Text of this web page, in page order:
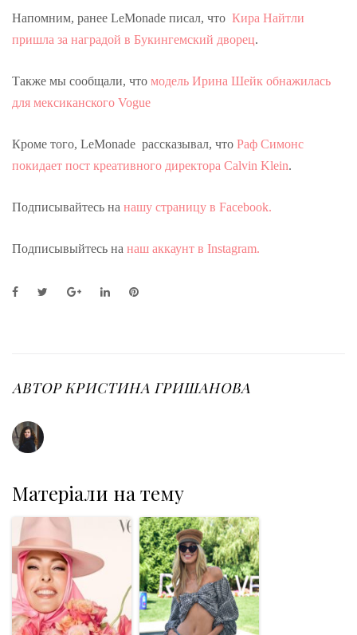
Напомним, ранее LeMonade писал, что Кира Найтли
пришла за наградой в Букингемский дворец.
Также мы сообщали, что модель Ирина Шейк обнажилась
для мексиканского Vogue
Кроме того, LeMonade рассказывал, что Раф Симонс
покидает пост креативного директора Calvin Klein.
Подписывайтесь на нашу страницу в Facebook.
Подписывыйтесь на наш аккаунт в Instagram.
o
k
r
+
I
n
e
s
АВТОР КРИСТИНА ГРИШАНОВА
Матеріали на тему